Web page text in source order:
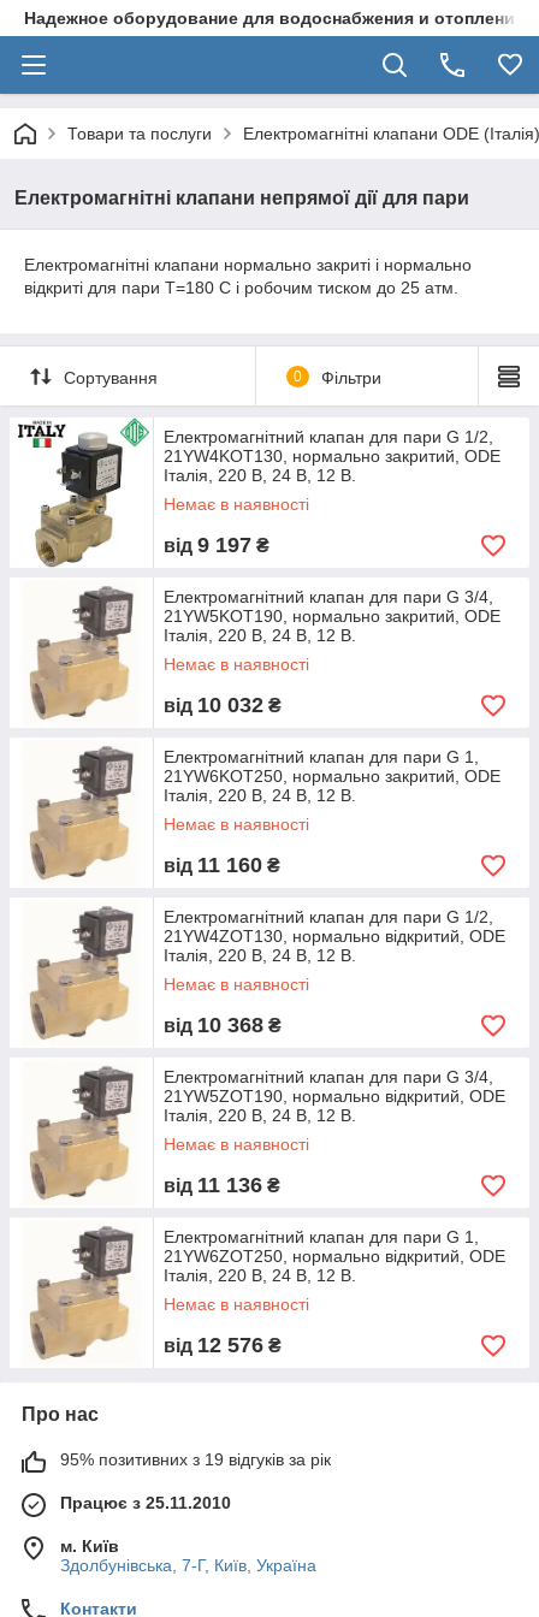
Надежное оборудование для водоснабжения и отопления
Товари та послуги Електромагнітні клапани ODE
Електромагнітні клапани непрямої дії для пари
Електромагнітні клапани нормально закриті і нормально
відкриті для пари Т=180 С і робочим тиском до 25 атм.
Сортування 0 Фільтри
Електромагнітний клапан для пари G 1/2,
21YW4KOT130, нормально закритий, ODE
Італія, 220 В, 24 В, 12 В.
Немає в наявності
від 9 197 ₴
Електромагнітний клапан для пари G 3/4,
21YW5KOT190, нормально закритий, ODE
Італія, 220 В, 24 В, 12 В.
Немає в наявності
від 10 032 ₴
Електромагнітний клапан для пари G 1,
21YW6KOT250, нормально закритий, ODE
Італія, 220 В, 24 В, 12 В.
Немає в наявності
від 11 160 ₴
Електромагнітний клапан для пари G 1/2,
21YW4ZOT130, нормально відкритий, ODE
Італія, 220 В, 24 В, 12 В.
Немає в наявності
від 10 368 ₴
Електромагнітний клапан для пари G 3/4,
21YW5ZOT190, нормально відкритий, ODE
Італія, 220 В, 24 В, 12 В.
Немає в наявності
від 11 136 ₴
Електромагнітний клапан для пари G 1,
21YW6ZOT250, нормально відкритий, ODE
Італія, 220 В, 24 В, 12 В.
Немає в наявності
від 12 576 ₴
Про нас
95% позитивних з 19 відгуків за рік
Працює з 25.11.2010
м. Київ
Здолбунівська, 7-Г, Київ, Україна
Контакти